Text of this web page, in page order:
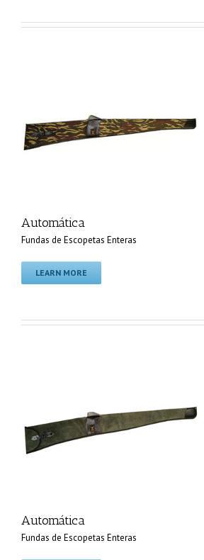
Automática
Fundas de Escopetas Enteras
LEARN MORE
Automática
Fundas de Escopetas Enteras